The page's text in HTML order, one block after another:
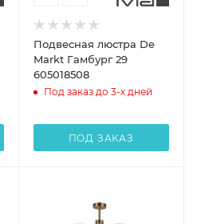
Подвесная люстра De
Markt Гамбург 29
605018508
Под заказ до 3-х дней
ПОД ЗАКАЗ